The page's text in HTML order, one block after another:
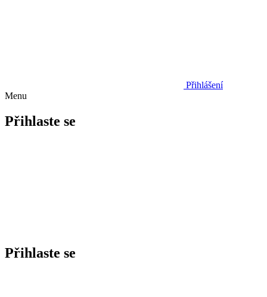
Přihlášení
Menu
Přihlaste se
Přihlaste se